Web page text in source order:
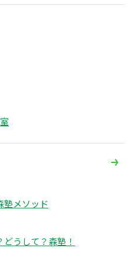
塾メソッド
うして？森塾！